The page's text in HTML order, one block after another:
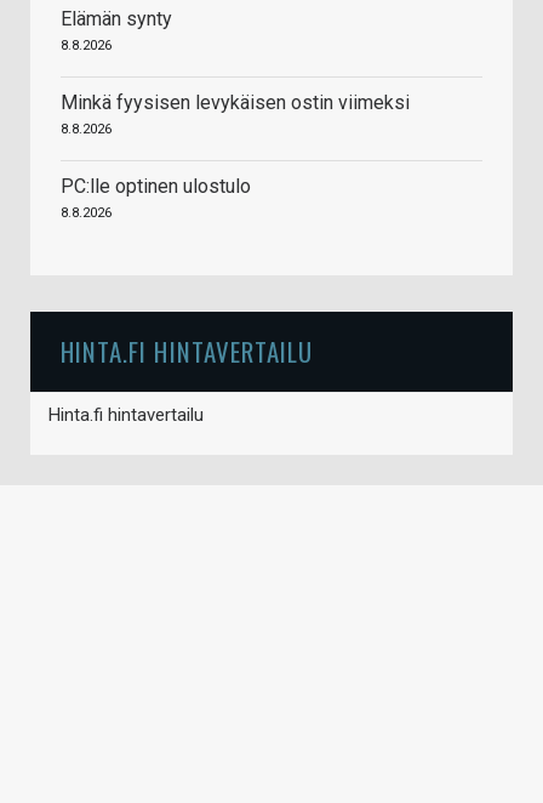
Elämän synty
8.8.2026
Minkä fyysisen levykäisen ostin viimeksi
8.8.2026
PC:lle optinen ulostulo
8.8.2026
HINTA.FI HINTAVERTAILU
Hinta.fi hintavertailu